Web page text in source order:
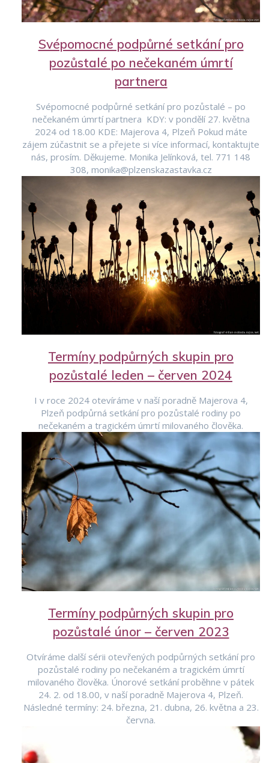
Svépomocné podpůrné setkání pro
pozůstalé po nečekaném úmrtí
partnera
Svépomocné podpůrné setkání pro pozůstalé – po
nečekaném úmrtí partnera KDY: v pondělí 27. května
2024 od 18.00 KDE: Majerova 4, Plzeň Pokud máte
zájem zúčastnit se a přejete si více informací, kontaktujte
nás, prosím. Děkujeme. Monika Jelínková, tel. 771 148
308, monika@plzenskazastavka.cz
Termíny podpůrných skupin pro
pozůstalé leden – červen 2024
I v roce 2024 otevíráme v naší poradně Majerova 4,
Plzeň podpůrná setkání pro pozůstalé rodiny po
nečekaném a tragickém úmrtí milovaného člověka.
Termíny podpůrných skupin pro
pozůstalé únor – červen 2023
Otvíráme další sérii otevřených podpůrných setkání pro
pozůstalé rodiny po nečekaném a tragickém úmrtí
milovaného člověka. Únorové setkání proběhne v pátek
24. 2. od 18.00, v naší poradně Majerova 4, Plzeň.
Následné termíny: 24. března, 21. dubna, 26. května a 23.
června.